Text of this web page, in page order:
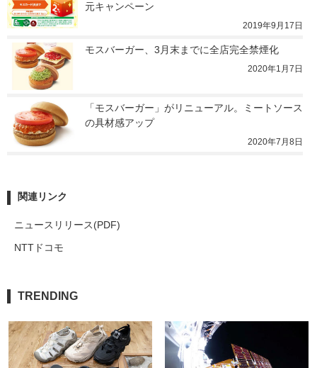
元キャンペーン
2019年9月17日
モスバーガー、3月末までに全店完全禁煙化
2020年1月7日
「モスバーガー」がリニューアル。ミートソース
の具材感アップ
2020年7月8日
関連リンク
ニュースリリース(PDF)
NTTドコモ
TRENDING